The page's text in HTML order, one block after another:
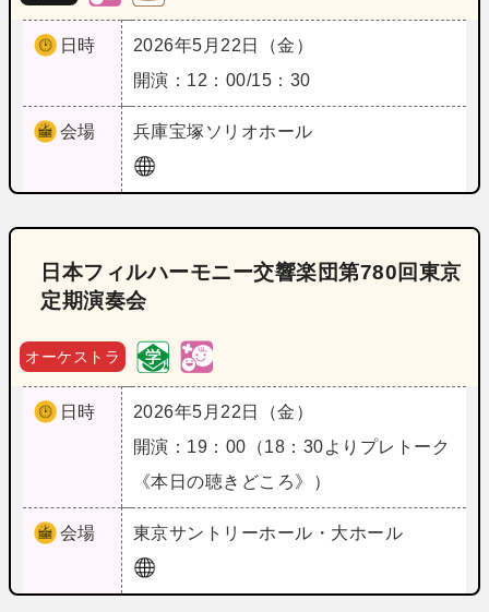
日時
2026年5月22日（金）
開演：12：00/15：30
会場 兵庫宝塚ソリオホール
日本フィルハーモニー交響楽団第780回東京
定期演奏会
オーケストラ
日時
2026年5月22日（金）
開演：19：00（18：30よりプレトーク
《本日の聴きどころ》）
会場 東京サントリーホール・大ホール